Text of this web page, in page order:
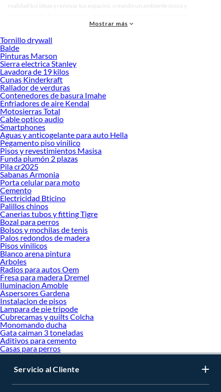
realidad tus ideas y renovar tus espacios, creando un ambiente único y
accesorios de calidad que te ayudarán a crear un espacio más tú.
Desde remodelaciones hasta proyectos de decoración, estamos aquí para hacer
tus ideas realidad. ¡Visítanos y encuentra todo lo que tenemos para ofrecerte en
Electricidad!
Explora la variedad de productos de Electricidad en Sodimac
Herramientas, materiales y accesorios de calidad para tus proyectos y
renovación de espacios. ¡Visítanos y descubre todo lo que tenemos para
ofrecerte!
Encuentra una amplia variedad de productos de Electricidad en Sodimac.
Encuentra todo lo necesario para tus proyectos de renovación y decoración.
¡Visítanos y haz tus ideas realidad!
Mostrar más
Tornillo drywall
Balde
Pinturas Marson
Sierra electrica Stanley
Lavadora de 19 kilos
Cunas Kinderkraft
Rallador de verduras
Contenedores de basura Imahe
Enfriadores de aire Kendal
Motosierras Total
Cable optico audio
Smartphones
Aguas y anticogelante para auto Hella
Pegamento piso vinilico
Pisos y revestimientos Masisa
Funda plumón 2 plazas
Pila cr2025
Sabanas Armonia
Porta celular para moto
Cemento
Electricidad Bticino
Palillos chinos
Canerias tubos y fitting Tigre
Bozal para perros
Bolsos y mochilas de tenis
Palos redondos de madera
Pisos vinilicos
Blanco arena pintura
Arboles
Radios para autos Oem
Fresa para madera Dremel
Iluminacion Amoble
Aspersores Gardena
Instalacion de pisos
Lampara de pie tripode
Cubrecamas y quilts Colcha
Monomando ducha
Gata caiman 3 toneladas
Aditivos para cemento
Casas para perros
Servicio al Cliente